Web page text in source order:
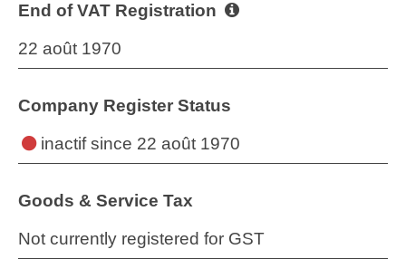
End of VAT Registration
22 août 1970
Company Register Status
inactifsince 22 août 1970
Goods & Service Tax
Not currently registered for GST